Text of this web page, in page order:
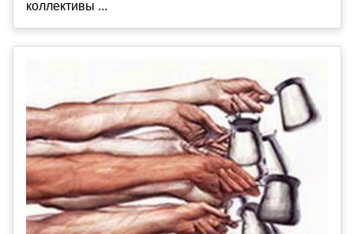
коллективы ...